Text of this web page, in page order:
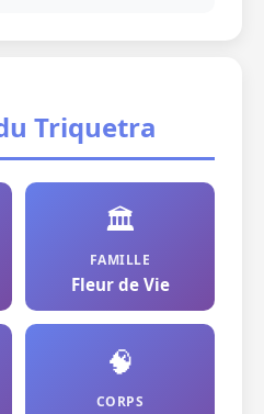
Triquetra
🏛️
FAMILLE
Fleur de Vie
🧠
CORPS